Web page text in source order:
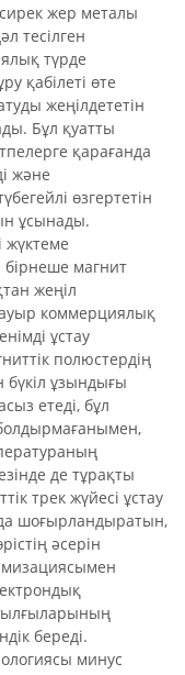
жер металы
тесілген
түрде
қабілеті өте
жеңілдететін
Бұл қуатты
қарағанда
және
өзгертетін
ұсынады.
жүктеме
магнит
жеңіл
коммерциялық
ұстау
полюстердің
бүкіл ұзындығы
етеді, бұл
де тұрақты
трек жүйесі ұстау
шоғырландыратын,
әсерін
береді.
минус